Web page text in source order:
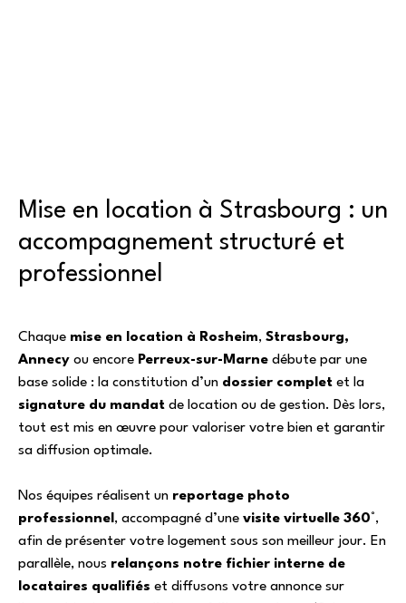
Mise en location à Strasbourg : un
accompagnement structuré et
professionnel
Chaque mise en location à Rosheim, Strasbourg,
Annecy ou encore Perreux-sur-Marne débute par une
base solide : la constitution d’un dossier complet et la
signature du mandat de location ou de gestion. Dès lors,
tout est mis en œuvre pour valoriser votre bien et garantir
sa diffusion optimale.
Nos équipes réalisent un reportage photo
professionnel , accompagné d’une visite virtuelle 360°,
afin de présenter votre logement sous son meilleur jour. En
parallèle, nous relançons notre fichier interne de
locataires qualifiés et diffusons votre annonce sur